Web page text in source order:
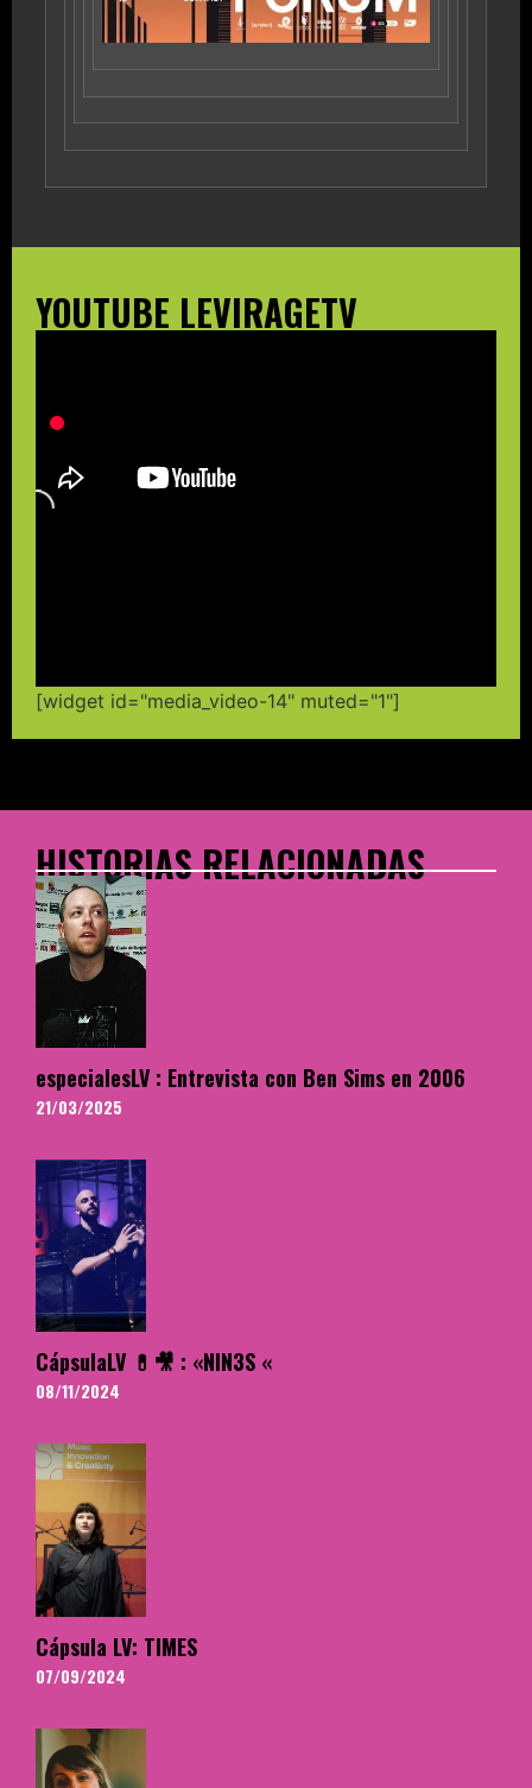
YOUTUBE LEVIRAGETV
[widget id="media_video-14" muted="1"]
HISTORIAS RELACIONADAS
especialesLV : Entrevista con Ben Sims en 2006
21/03/2025
CápsulaLV 💊🎥 : «NIN3S «
08/11/2024
Cápsula LV: TIMES
07/09/2024